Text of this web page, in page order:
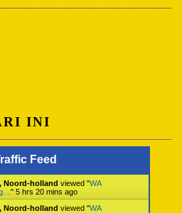
INI
Feed
Noord-holland viewed "WA
" 5 hrs 20 mins ago
Noord-holland viewed "WA